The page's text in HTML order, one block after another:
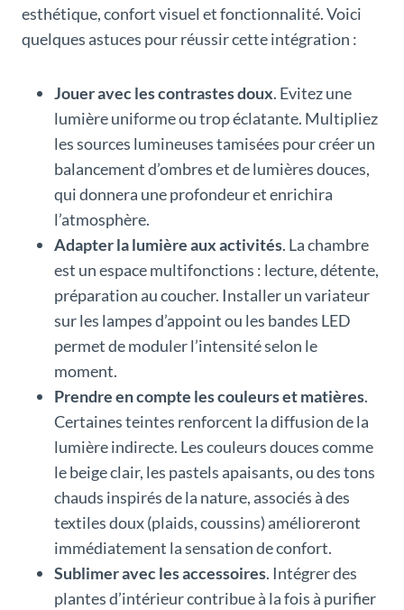
esthétique, confort visuel et fonctionnalité. Voici
quelques astuces pour réussir cette intégration :
Jouer avec les contrastes doux. Evitez une
lumière uniforme ou trop éclatante. Multipliez
les sources lumineuses tamisées pour créer un
balancement d’ombres et de lumières douces,
qui donnera une profondeur et enrichira
l’atmosphère.
Adapter la lumière aux activités. La chambre
est un espace multifonctions : lecture, détente,
préparation au coucher. Installer un variateur
sur les lampes d’appoint ou les bandes LED
permet de moduler l’intensité selon le
moment.
Prendre en compte les couleurs et matières.
Certaines teintes renforcent la diffusion de la
lumière indirecte. Les couleurs douces comme
le beige clair, les pastels apaisants, ou des tons
chauds inspirés de la nature, associés à des
textiles doux (plaids, coussins) amélioreront
immédiatement la sensation de confort.
Sublimer avec les accessoires. Intégrer des
plantes d’intérieur contribue à la fois à purifier